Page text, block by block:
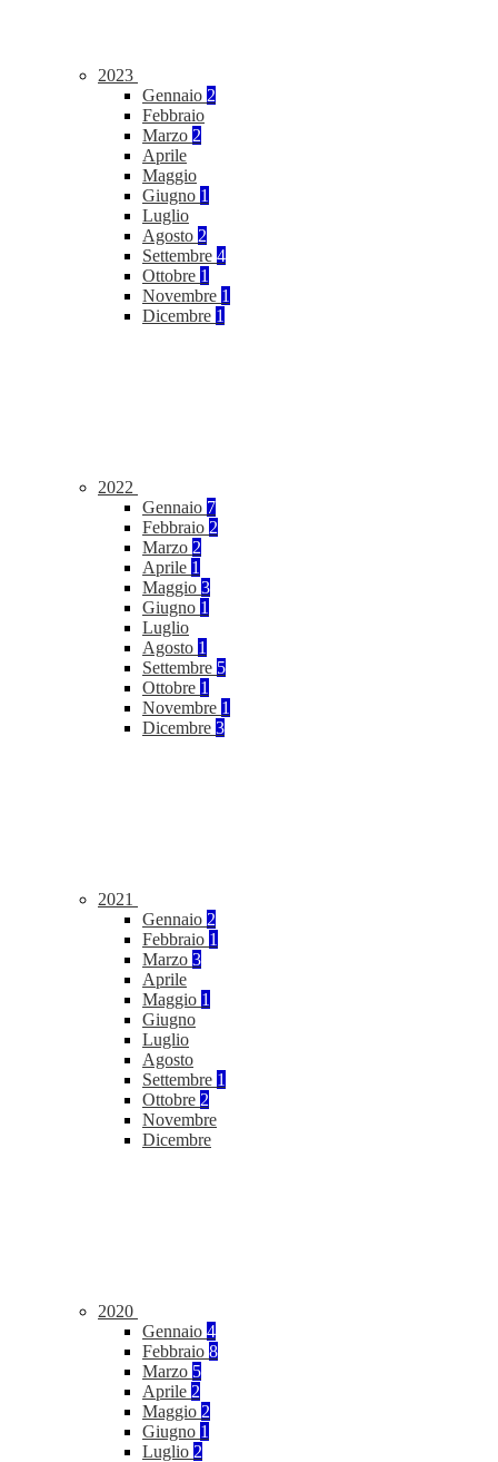
2023
Gennaio 2
Febbraio
Marzo 2
Aprile
Maggio
Giugno 1
Luglio
Agosto 2
Settembre 4
Ottobre 1
Novembre 1
Dicembre 1
2022
Gennaio 7
Febbraio 2
Marzo 2
Aprile 1
Maggio 3
Giugno 1
Luglio
Agosto 1
Settembre 5
Ottobre 1
Novembre 1
Dicembre 3
2021
Gennaio 2
Febbraio 1
Marzo 3
Aprile
Maggio 1
Giugno
Luglio
Agosto
Settembre 1
Ottobre 2
Novembre
Dicembre
2020
Gennaio 4
Febbraio 8
Marzo 5
Aprile 2
Maggio 2
Giugno 1
Luglio 2